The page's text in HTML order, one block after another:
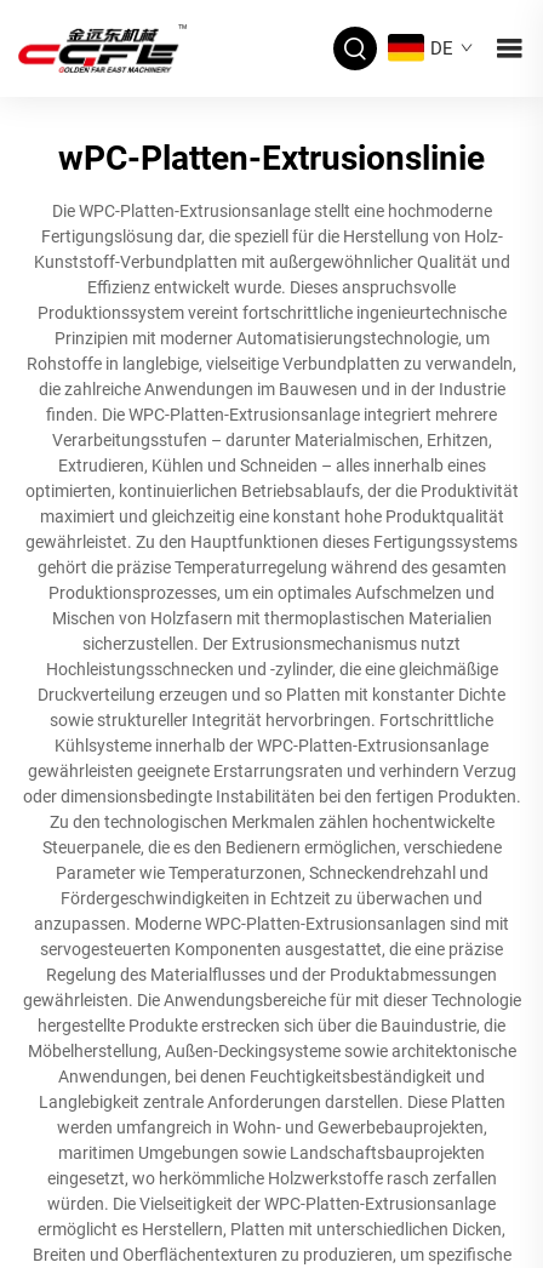
DE
wPC-Platten-Extrusionslinie
Die WPC-Platten-Extrusionsanlage stellt eine hochmoderne
Fertigungslösung dar, die speziell für die Herstellung von Holz-
Kunststoff-Verbundplatten mit außergewöhnlicher Qualität und
Effizienz entwickelt wurde. Dieses anspruchsvolle
Produktionssystem vereint fortschrittliche ingenieurtechnische
Prinzipien mit moderner Automatisierungstechnologie, um
Rohstoffe in langlebige, vielseitige Verbundplatten zu verwandeln,
die zahlreiche Anwendungen im Bauwesen und in der Industrie
finden. Die WPC-Platten-Extrusionsanlage integriert mehrere
Verarbeitungsstufen – darunter Materialmischen, Erhitzen,
Extrudieren, Kühlen und Schneiden – alles innerhalb eines
optimierten, kontinuierlichen Betriebsablaufs, der die Produktivität
maximiert und gleichzeitig eine konstant hohe Produktqualität
gewährleistet. Zu den Hauptfunktionen dieses Fertigungssystems
gehört die präzise Temperaturregelung während des gesamten
Produktionsprozesses, um ein optimales Aufschmelzen und
Mischen von Holzfasern mit thermoplastischen Materialien
sicherzustellen. Der Extrusionsmechanismus nutzt
Hochleistungsschnecken und -zylinder, die eine gleichmäßige
Druckverteilung erzeugen und so Platten mit konstanter Dichte
sowie struktureller Integrität hervorbringen. Fortschrittliche
Kühlsysteme innerhalb der WPC-Platten-Extrusionsanlage
gewährleisten geeignete Erstarrungsraten und verhindern Verzug
oder dimensionsbedingte Instabilitäten bei den fertigen Produkten.
Zu den technologischen Merkmalen zählen hochentwickelte
Steuerpanele, die es den Bedienern ermöglichen, verschiedene
Parameter wie Temperaturzonen, Schneckendrehzahl und
Fördergeschwindigkeiten in Echtzeit zu überwachen und
anzupassen. Moderne WPC-Platten-Extrusionsanlagen sind mit
servogesteuerten Komponenten ausgestattet, die eine präzise
Regelung des Materialflusses und der Produktabmessungen
gewährleisten. Die Anwendungsbereiche für mit dieser Technologie
hergestellte Produkte erstrecken sich über die Bauindustrie, die
Möbelherstellung, Außen-Deckingsysteme sowie architektonische
Anwendungen, bei denen Feuchtigkeitsbeständigkeit und
Langlebigkeit zentrale Anforderungen darstellen. Diese Platten
werden umfangreich in Wohn- und Gewerbebauprojekten,
maritimen Umgebungen sowie Landschaftsbauprojekten
eingesetzt, wo herkömmliche Holzwerkstoffe rasch zerfallen
würden. Die Vielseitigkeit der WPC-Platten-Extrusionsanlage
ermöglicht es Herstellern, Platten mit unterschiedlichen Dicken,
Breiten und Oberflächentexturen zu produzieren, um spezifische